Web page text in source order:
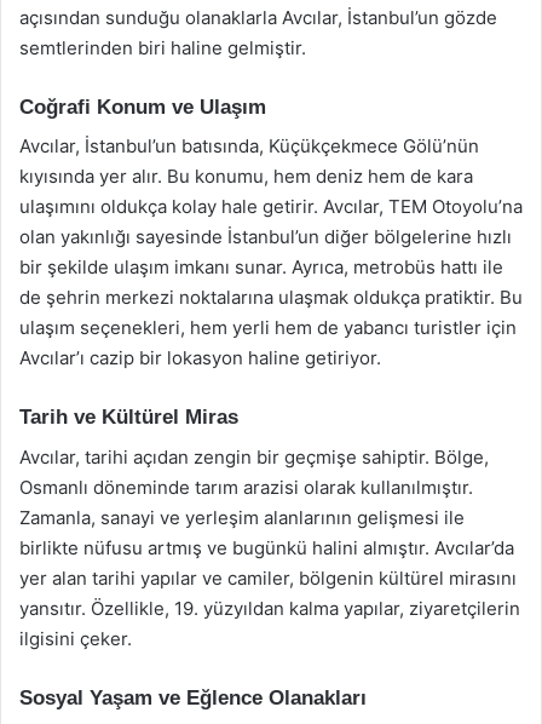
açısından sunduğu olanaklarla Avcılar, İstanbul’un gözde
semtlerinden biri haline gelmiştir.
Coğrafi Konum ve Ulaşım
Avcılar, İstanbul’un batısında, Küçükçekmece Gölü’nün
kıyısında yer alır. Bu konumu, hem deniz hem de kara
ulaşımını oldukça kolay hale getirir. Avcılar, TEM Otoyolu’na
olan yakınlığı sayesinde İstanbul’un diğer bölgelerine hızlı
bir şekilde ulaşım imkanı sunar. Ayrıca, metrobüs hattı ile
de şehrin merkezi noktalarına ulaşmak oldukça pratiktir. Bu
ulaşım seçenekleri, hem yerli hem de yabancı turistler için
Avcılar’ı cazip bir lokasyon haline getiriyor.
Tarih ve Kültürel Miras
Avcılar, tarihi açıdan zengin bir geçmişe sahiptir. Bölge,
Osmanlı döneminde tarım arazisi olarak kullanılmıştır.
Zamanla, sanayi ve yerleşim alanlarının gelişmesi ile
birlikte nüfusu artmış ve bugünkü halini almıştır. Avcılar’da
yer alan tarihi yapılar ve camiler, bölgenin kültürel mirasını
yansıtır. Özellikle, 19. yüzyıldan kalma yapılar, ziyaretçilerin
ilgisini çeker.
Sosyal Yaşam ve Eğlence Olanakları